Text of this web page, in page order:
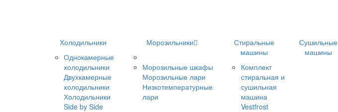
Холодильники
Однокамерные
холодильники
Двухкамерные
холодильники
Холодильники
Side by Side
Морозильники
Морозильные шкафы
Морозильные лари
Низкотемпературные
лари
Стиральные
машины
Комплект
стиральная и
сушильная
машина
Vestfrost
Сушильные
машины